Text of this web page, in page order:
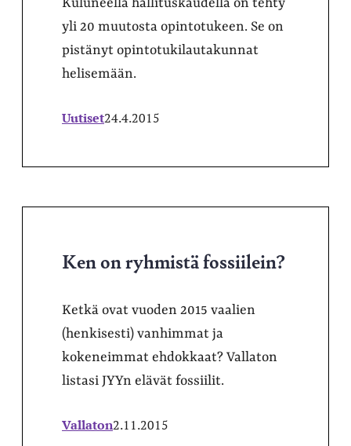
yli 20 muutosta opintotukeen. Se on
pistänyt opintotukilautakunnat
helisemään.
Uutiset24.4.2015
Ken on ryhmistä fossiilein?
Ketkä ovat vuoden 2015 vaalien
(henkisesti) vanhimmat ja
kokeneimmat ehdokkaat? Vallaton
listasi JYYn elävät fossiilit.
Vallaton2.11.2015